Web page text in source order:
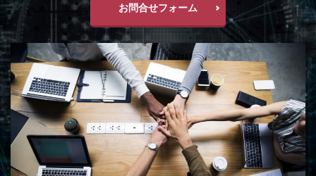
お問合せフォーム